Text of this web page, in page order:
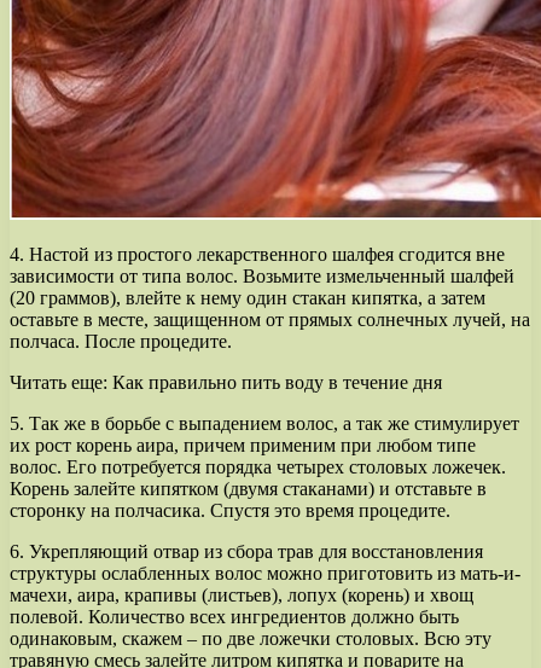
4. Настой из простого лекарственного шалфея сгодится вне
зависимости от типа волос. Возьмите измельченный шалфей
(20 граммов), влейте к нему один стакан кипятка, а затем
оставьте в месте, защищенном от прямых солнечных лучей, на
полчаса. После процедите.
Читать еще: Как правильно пить воду в течение дня
5. Так же в борьбе с выпадением волос, а так же стимулирует
их рост корень аира, причем применим при любом типе
волос. Его потребуется порядка четырех столовых ложечек.
Корень залейте кипятком (двумя стаканами) и отставьте в
сторонку на полчасика. Спустя это время процедите.
6. Укрепляющий отвар из сбора трав для восстановления
структуры ослабленных волос можно приготовить из мать-и-
мачехи, аира, крапивы (листьев), лопух (корень) и хвощ
полевой. Количество всех ингредиентов должно быть
одинаковым, скажем – по две ложечки столовых. Всю эту
травяную смесь залейте литром кипятка и поварите на